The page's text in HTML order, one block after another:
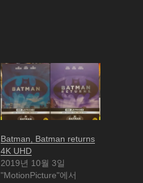
Batman, Batman returns
4K UHD
2019년 10월 3일
"MotionPicture"에서